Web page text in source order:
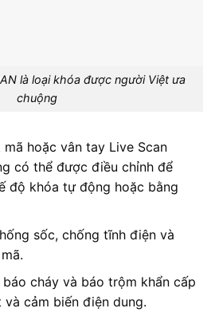
là loại khóa được người Việt ưa
chuộng
hoặc vân tay Live Scan
có thể được điều chỉnh để
độ khóa tự động hoặc bằng
sốc, chống tĩnh điện và
cháy và báo trộm khẩn cấp
và cảm biến điện dung.